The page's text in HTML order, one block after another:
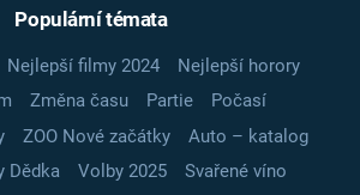
Populární témata
Nejlepší filmy 2024
Nejlepší horory
Změna času Partie
Počasí
ZOO Nové začátky
Auto – katalog
Dědka
Volby 2025
Svařené víno